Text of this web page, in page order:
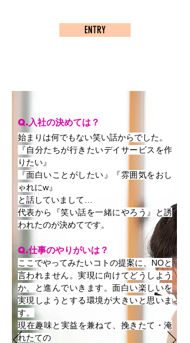
ENTRY
Q.入社の決めては？
始まりは何でもない笑い話からでした。
『自分たちが行きたいデイサービスを作
りたい​』
『面白いことがしたい』『雰囲気をおし
ゃれにw』
と話していまして…
代表から『笑い話を一緒にやろう』と誘
われたのが決めてです。
Q.仕事のやりがいは？
ここでやってみたいコトの提案に、NOと
言われません。実現に向けてどうしよう
か、と進んでいきます。面白い楽しいを
実現しようとする環境が大きいと思いま
す。
​現在趣味と実益を兼ねて、挽きたて・淹
れたての